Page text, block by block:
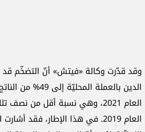
وقد قدّرت وكالة «فيتش» أنّ التضخّم قد
الدين بالعملة
العام 2021، وهي نسبة أقل من
العام 2019. في هذا الإطار، فقد